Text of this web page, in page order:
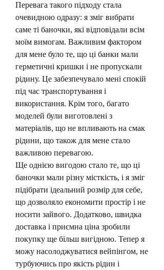
Перевага такого підходу стала
очевидною одразу: я зміг вибрати
саме ті баночки, які відповідали всім
моїм вимогам. Важливим фактором
для мене було те, що ці банки мали
герметичні кришки і не пропускали
рідину. Це забезпечувало мені спокій
під час транспортування і
використання. Крім того, багато
моделей були виготовлені з
матеріалів, що не впливають на смак
рідини, що також для мене стало
важливою перевагою.
Ще однією вигодою стало те, що ці
баночки мали різну місткість, і я зміг
підібрати ідеальний розмір для себе,
що дозволяло економити простір і не
носити зайвого. Додатково, швидка
доставка і приємна ціна зробили
покупку ще більш вигідною. Тепер я
можу насолоджуватися вейпінгом, не
турбуючись про якість рідин і